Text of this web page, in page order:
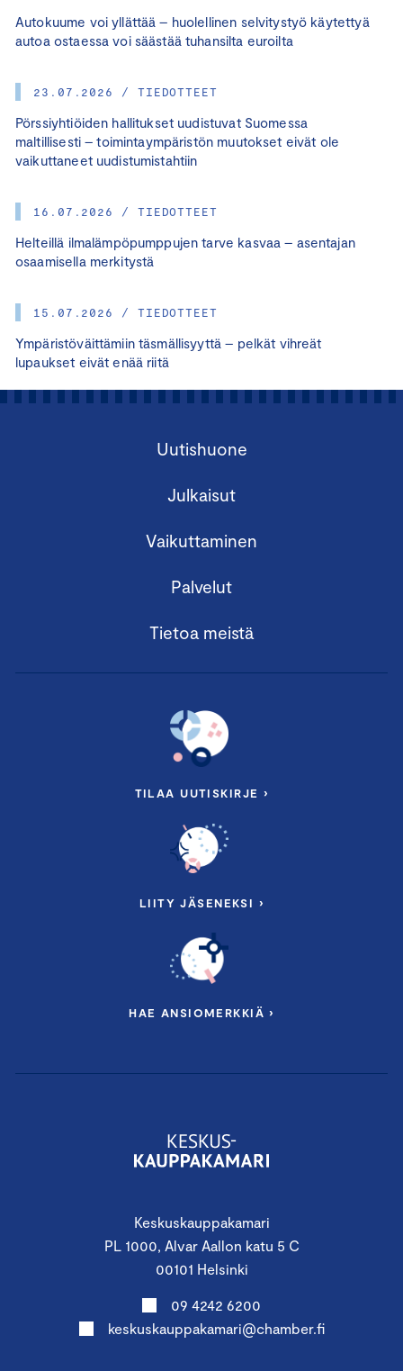
Autokuume voi yllättää – huolellinen selvitystyö käytettyä
autoa ostaessa voi säästää tuhansilta euroilta
23.07.2026 / TIEDOTTEET
Pörssiyhtiöiden hallitukset uudistuvat Suomessa
maltillisesti – toimintaympäristön muutokset eivät ole
vaikuttaneet uudistumistahtiin
16.07.2026 / TIEDOTTEET
Helteillä ilmalämpöpumppujen tarve kasvaa – asentajan
osaamisella merkitystä
15.07.2026 / TIEDOTTEET
Ympäristöväittämiin täsmällisyyttä – pelkät vihreät
lupaukset eivät enää riitä
Keskuskauppakamari
PL 1000, Alvar Aallon katu 5 C
00101 Helsinki
09 4242 6200
keskuskauppakamari@chamber.fi
Uutishuone
Julkaisut
Vaikuttaminen
Palvelut
Tietoa meistä
TILAA UUTISKIRJE ›
LIITY JÄSENEKSI ›
HAE ANSIOMERKKIÄ ›